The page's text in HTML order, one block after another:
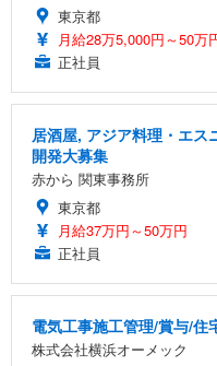
東京都
月給28万5,000円～50万
正社員
居酒屋, アジア料理・エス
開発大募集
赤から 関東事務所
東京都
月給37万円～50万円
正社員
電気工事施工管理/賞与/住
株式会社横浜オーメック